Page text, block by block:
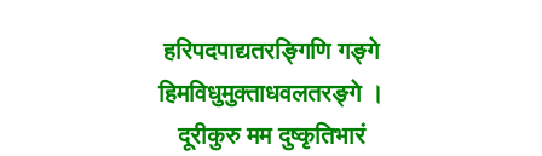
हरिपदपाद्यतरङ्गिणि गङ्गे
हिमविधुमुक्ताधवलतरङ्गे ।
दूरीकुरु मम दुष्कृतिभारं